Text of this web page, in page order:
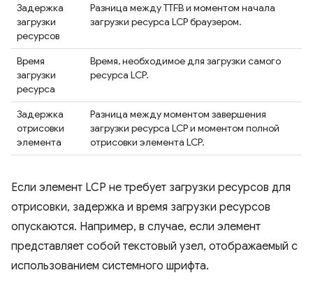
Задержка
загрузки
ресурсов
Разница между TTFB и моментом начала
загрузки ресурса LCP браузером.
Время
загрузки
ресурса
Время, необходимое для загрузки самого
ресурса LCP.
Задержка
отрисовки
элемента
Разница между моментом завершения
загрузки ресурса LCP и моментом полной
отрисовки элемента LCP.
Если элемент LCP не требует загрузки ресурсов для
отрисовки, задержка и время загрузки ресурсов
опускаются. Например, в случае, если элемент
представляет собой текстовый узел, отображаемый с
использованием системного шрифта.